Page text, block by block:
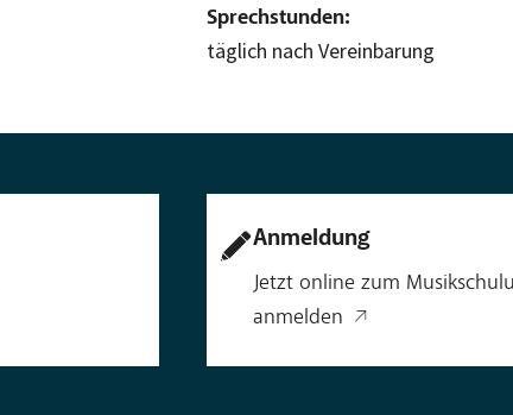
Sprechstunden:
täglich nach Vereinbarung
Anmeldung
Jetzt online zum
anmelden